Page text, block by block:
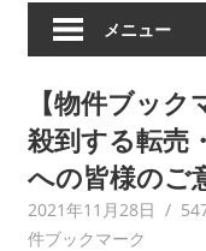
メニュー
【物件ブッ
殺到する転売
への皆様のご
2021年11月28日
件ブックマーク